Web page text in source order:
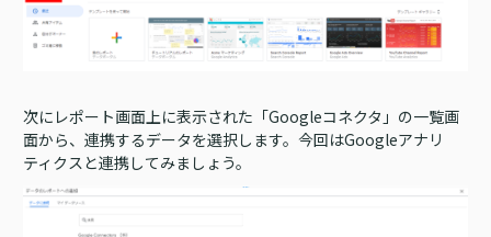
次にレポート画面上に表示された「Googleコネクタ」の一覧画
面から、連携するデータを選択します。今回はGoogleアナリ
ティクスと連携してみましょう。